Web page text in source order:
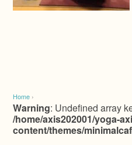
Home ›
Warning: Undefined array
/home/axis202001/yoga-
content/themes/